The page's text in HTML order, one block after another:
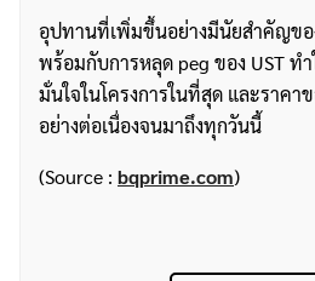
อุปทานที่เพิ่มขึ้นอย่างมีนัยสำคัญขอ
พร้อมกับการหลุด peg ของ UST ท
มั่นใจในโครงการในที่สุด และราคา
อย่างต่อเนื่องจนมาถึงทุกวันนี้
(Source : bqprime.com)